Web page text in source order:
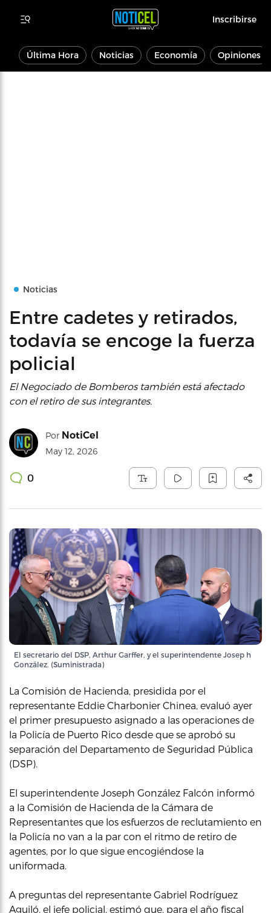
Inscribirse
Última Hora Noticias Economía Opiniones
Noticias
Entre cadetes y retirados,
todavía se encoge la fuerza
policial
El Negociado de Bomberos también está afectado
con el retiro de sus integrantes.
Por NotiCel
May 12, 2026
0
El secretario del DSP, Arthur Garffer, y el superintendente Josep h
González. (Suministrada)
La Comisión de Hacienda, presidida por el
representante Eddie Charbonier Chinea, evaluó ayer
el primer presupuesto asignado a las operaciones de
la Policía de Puerto Rico desde que se aprobó su
separación del Departamento de Seguridad Pública
(DSP).
El superintendente Joseph González Falcón informó
a la Comisión de Hacienda de la Cámara de
Representantes que los esfuerzos de reclutamiento en
la Policía no van a la par con el ritmo de retiro de
agentes, por lo que sigue encogiéndose la
uniformada.
A preguntas del representante Gabriel Rodríguez
Aguiló, el jefe policial, estimó que, para el año fiscal